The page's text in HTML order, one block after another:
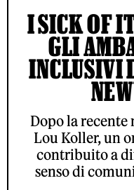
I SICK OF
GLI
INCLUSIVI
Dopo la
Lou Koller, un
contribuito a
senso di